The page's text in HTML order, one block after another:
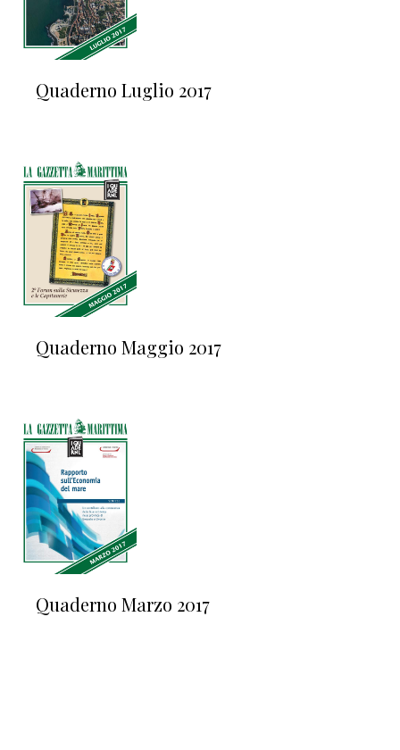
Quaderno Luglio 2017
Quaderno Maggio 2017
Quaderno Marzo 2017